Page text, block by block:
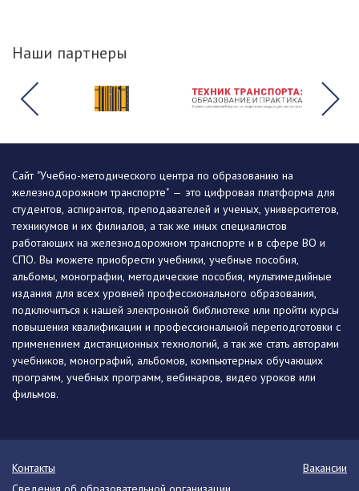
Наши партнеры
Сайт "Учебно-методического центра по образованию на
железнодорожном транспорте" — это цифровая платформа для
студентов, аспирантов, преподавателей и ученых, университетов,
техникумов и их филиалов, а так же иных специалистов
работающих на железнодорожном транспорте и в сфере ВО и
СПО. Вы можете приобрести учебники, учебные пособия,
альбомы, монографии, методические пособия, мультимедийные
издания для всех уровней профессионального образования,
подключиться к нашей электронной библиотеке или пройти курсы
повышения квалификации и профессиональной переподготовки с
применением дистанционных технологий, а так же стать авторами
учебников, монографий, альбомов, компьютерных обучающих
программ, учебных программ, вебинаров, видео уроков или
фильмов.
Контакты
Вакансии